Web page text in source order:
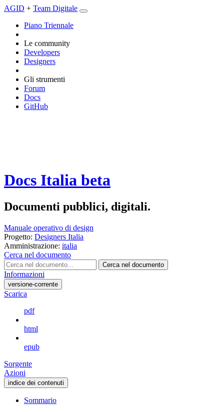
AGID + Team Digitale
Piano Triennale
Le community
Developers
Designers
Gli strumenti
Forum
Docs
GitHub
Docs Italia beta
Documenti pubblici, digitali.
Manuale operativo di design
Progetto: Designers Italia
Amministrazione: italia
Cerca nel documento
Cerca nel documento
Informazioni
versione-corrente
Scarica
pdf
html
epub
Sorgente
Azioni
indice dei contenuti
Sommario